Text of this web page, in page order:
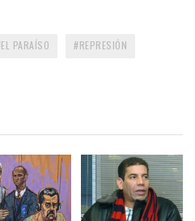
EL PARAÍSO REPRESIÓN